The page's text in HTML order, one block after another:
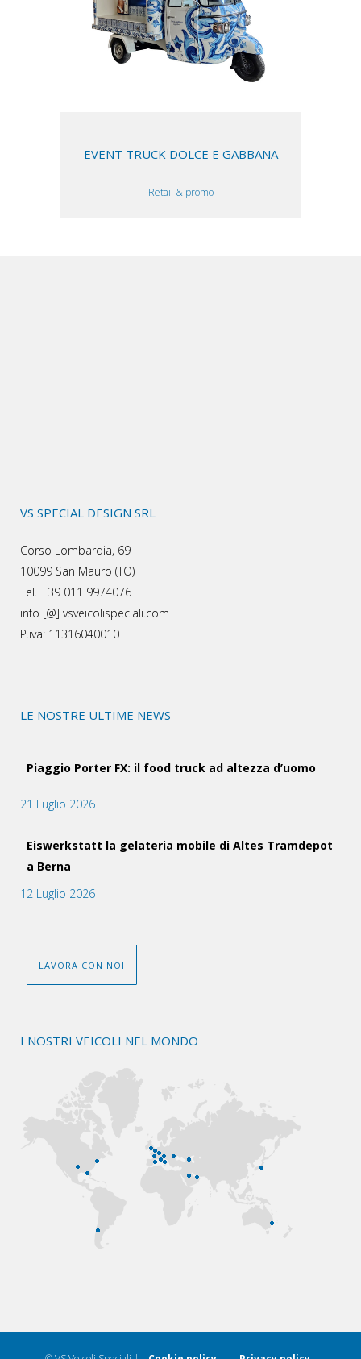
EVENT TRUCK DOLCE E GABBANA
Retail & promo
VS SPECIAL DESIGN SRL
Corso Lombardia, 69
10099 San Mauro (TO)
Tel. +39 011 9974076
info [@] vsveicolispeciali.com
P.iva: 11316040010
LE NOSTRE ULTIME NEWS
Piaggio Porter FX: il food truck ad altezza d’uomo
21 Luglio 2026
Eiswerkstatt la gelateria mobile di Altes Tramdepot
a Berna
12 Luglio 2026
LAVORA CON NOI
I NOSTRI VEICOLI NEL MONDO